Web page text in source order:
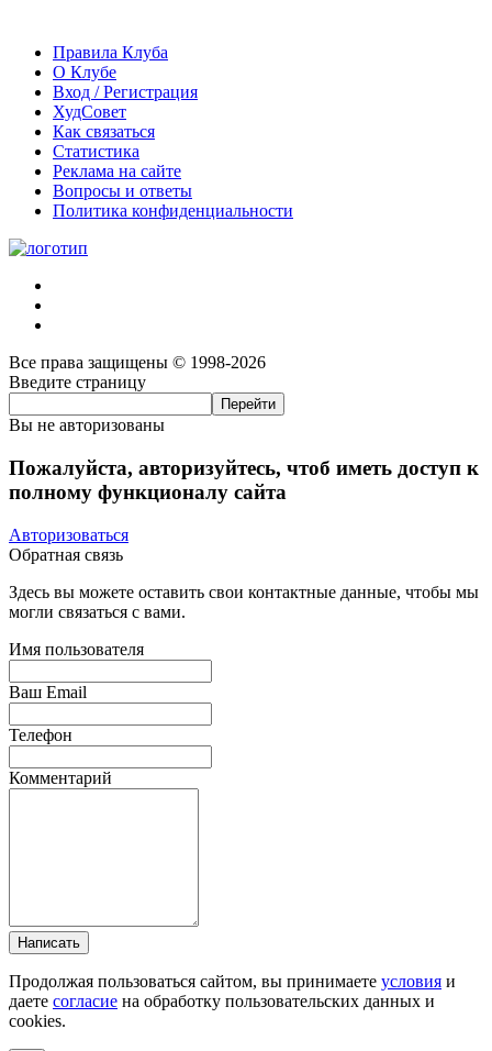
Правила Клуба
О Клубе
Вход / Регистрация
ХудСовет
Как связаться
Статистика
Реклама на сайте
Вопросы и ответы
Политика конфиденциальности
Все права защищены © 1998-2026
Введите страницу
Вы не авторизованы
Пожалуйста, авторизуйтесь, чтоб иметь доступ к
полному функционалу сайта
Авторизоваться
Обратная связь
Здесь вы можете оставить свои контактные данные, чтобы мы
могли связаться с вами.
Имя пользователя
Ваш Email
Телефон
Комментарий
Написать
Продолжая пользоваться сайтом, вы принимаете условия и
даете согласие на обработку пользовательских данных и
cookies.